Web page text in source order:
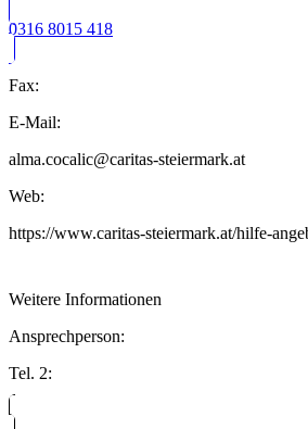
0316 8015 418
Fax:
E-Mail:
alma.cocalic@caritas-steiermark.at
Web:
https://www.caritas-steiermark.at/hilfe-
Weitere Informationen
Ansprechperson:
Tel. 2: